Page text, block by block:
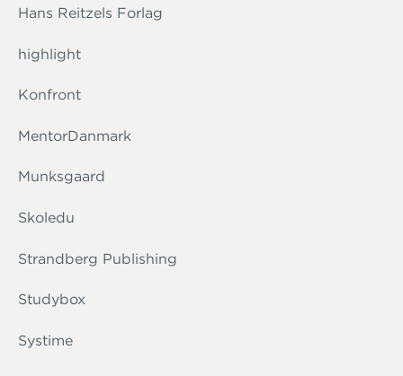
Hans Reitzels Forlag
highlight
Konfront
MentorDanmark
Munksgaard
Skoledu
Strandberg Publishing
Studybox
Systime